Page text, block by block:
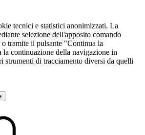
tecnici e statistici anonimizzati. La
selezione dell'apposito comando
tramite il pulsante "Continua la
continuazione della navigazione in
strumenti di tracciamento diversi da quelli